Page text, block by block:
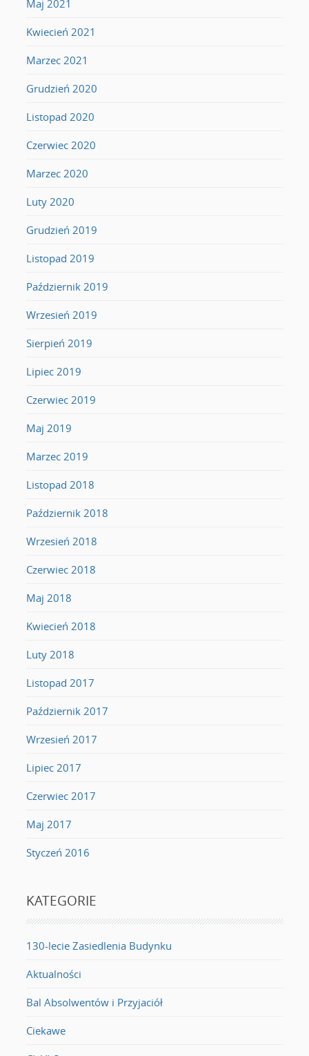
Maj 2021
Kwiecień 2021
Marzec 2021
Grudzień 2020
Listopad 2020
Czerwiec 2020
Marzec 2020
Luty 2020
Grudzień 2019
Listopad 2019
Październik 2019
Wrzesień 2019
Sierpień 2019
Lipiec 2019
Czerwiec 2019
Maj 2019
Marzec 2019
Listopad 2018
Październik 2018
Wrzesień 2018
Czerwiec 2018
Maj 2018
Kwiecień 2018
Luty 2018
Listopad 2017
Październik 2017
Wrzesień 2017
Lipiec 2017
Czerwiec 2017
Maj 2017
Styczeń 2016
KATEGORIE
130-lecie Zasiedlenia Budynku
Aktualności
Bal Absolwentów i Przyjaciół
Ciekawe